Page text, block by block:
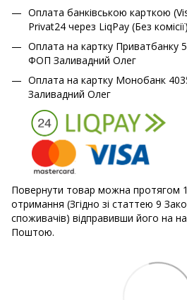
Оплата банківською карткою
Privat24 через LiqPay (Без комісії)
Оплата на картку Приватбанку
ФОП Заливадний Олег
Оплата на картку Монобанк
Заливадний Олег
Повернути товар можна протягом
отримання (Згідно зі статтею 9
споживачів) відправивши його на
Поштою.